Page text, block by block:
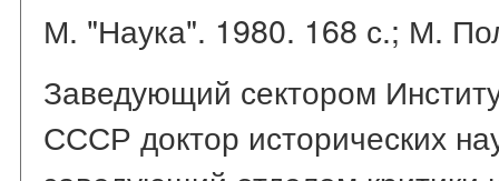
М. "Наука". 1980. 168 с.; М.
Заведующий сектором
СССР доктор исторических